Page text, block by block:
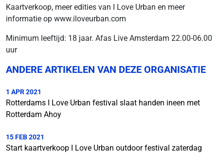
Kaartverkoop, meer edities van I Love Urban en meer
informatie op www.iloveurban.com
Minimum leeftijd: 18 jaar. Afas Live Amsterdam 22.00-06.00
uur
ANDERE ARTIKELEN VAN DEZE ORGANISATIE
1 APR 2021
Rotterdams I Love Urban festival slaat handen ineen met
Rotterdam Ahoy
15 FEB 2021
Start kaartverkoop I Love Urban outdoor festival zaterdag